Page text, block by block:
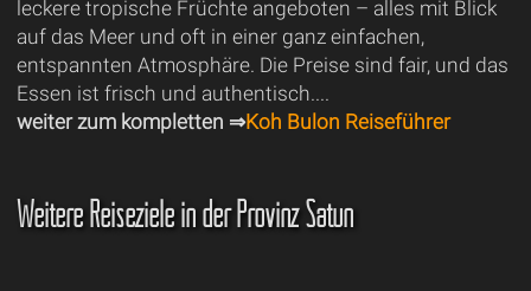
leckere tropische Früchte angeboten – alles mit Blick
auf das Meer und oft in einer ganz einfachen,
entspannten Atmosphäre. Die Preise sind fair, und das
Essen ist frisch und authentisch....
weiter zum kompletten ⇒Koh Bulon Reiseführer
Weitere Reiseziele in der Provinz Satun